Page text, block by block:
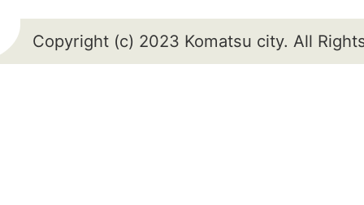
Copyright (c) 2023 Komatsu city. All